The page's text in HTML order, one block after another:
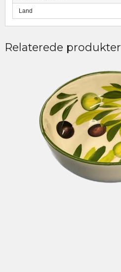
Land
Relaterede produkter